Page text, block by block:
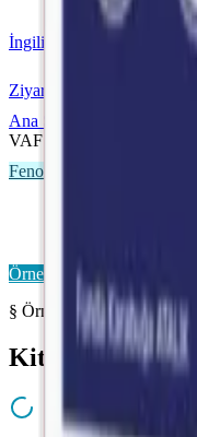
İngilizce kaynakları için
Ziyaret Et
Ana Sayfa
VAF TYT Türkçe 2.
Fenomen VAF
Örnek Sayfaları Aç
§ Örnek Sayfalar
Kitabı yakından